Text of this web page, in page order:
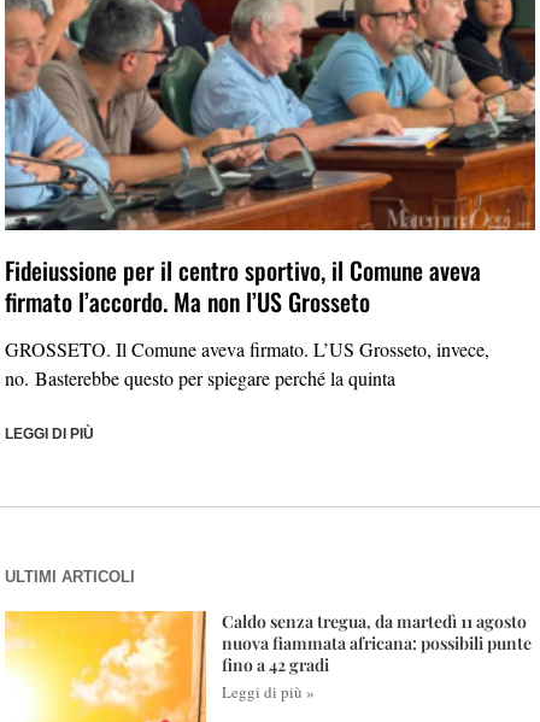
Fideiussione per il centro sportivo, il Comune aveva
firmato l’accordo. Ma non l’US Grosseto
GROSSETO. Il Comune aveva firmato. L’US Grosseto, invece,
no. Basterebbe questo per spiegare perché la quinta
LEGGI DI PIÙ
ULTIMI ARTICOLI
Caldo senza tregua, da martedì 11 agosto
nuova fiammata africana: possibili punte
fino a 42 gradi
Leggi di più »